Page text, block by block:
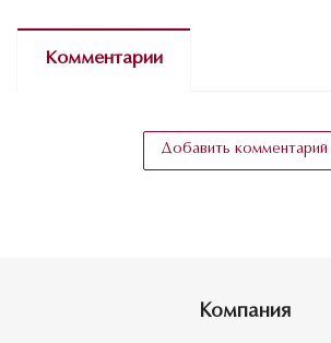
Комментарии
Добавить комментарий
Компания